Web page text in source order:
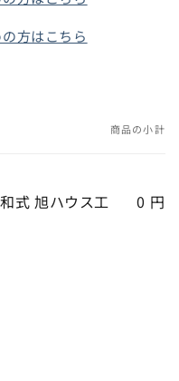
方はこちら
商品の小計
式 旭ハウス工
0 円